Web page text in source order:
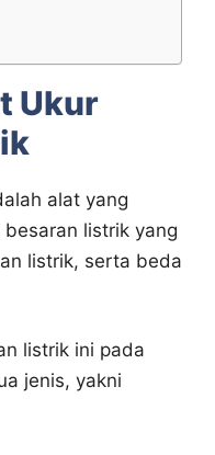
Ukur
alat yang
listrik yang
listrik, serta beda
listrik ini pada
jenis, yakni